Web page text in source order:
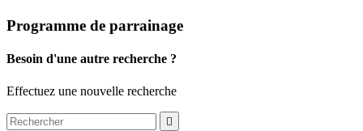
Programme de parrainage
Besoin d'une autre recherche ?
Effectuez une nouvelle recherche
